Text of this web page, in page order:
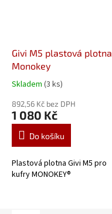
Givi M5 plastová plotna
Monokey
Skladem (3 ks)
892,56 Kč bez DPH
1 080 Kč
Do košíku
Plastová plotna Givi M5 pro
kufry MONOKEY®